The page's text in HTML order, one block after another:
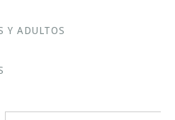
Y ADULTOS